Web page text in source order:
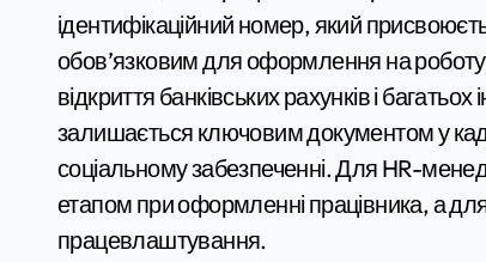
ідентифікаційний номер, який
обов’язковим для оформлення на
відкриття банківських рахунків і
залишається ключовим документом у
соціальному забезпеченні. Для HR-
етапом при оформленні працівника, а
працевлаштування.